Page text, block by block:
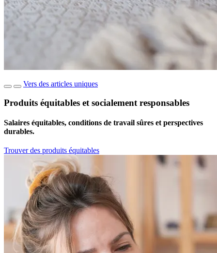
Vers des articles uniques
Produits équitables et socialement responsables
Salaires équitables, conditions de travail sûres et perspectives
durables.
Trouver des produits équitables